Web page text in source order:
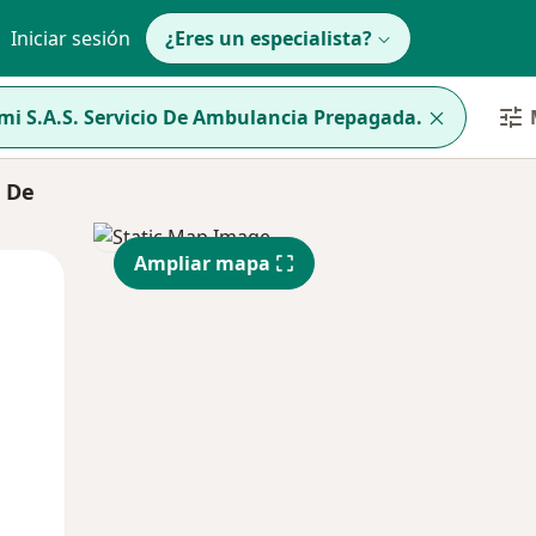
Iniciar sesión ¿Eres un especialista?
S.A.S. Servicio De Ambulancia Prepagada.
Mié Jue
Ampliar mapa